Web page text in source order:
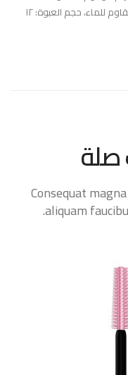
مقاومة للماء فعلاً، مستوى مقاومة الماء: مقاوم للماء، حجم العبوة: ١٢
صلة
Consequat
aliquam